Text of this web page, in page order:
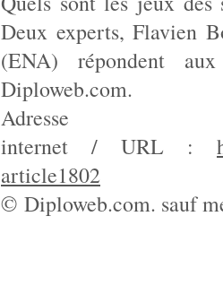
Deux experts, Flavien
(ENA) répondent
Diploweb.com.
Adresse
internet / URL :
article1802
© Diploweb.com. sauf